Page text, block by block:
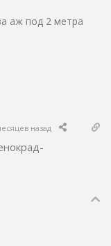
аж под 2 метра
назад